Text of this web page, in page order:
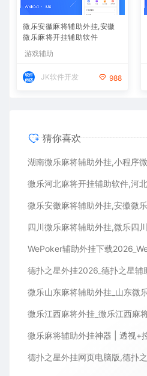
微乐安徽麻将辅助外挂,安徽
微乐麻将开挂辅助软件
游戏辅助
JK软件开发 988
猜你喜欢